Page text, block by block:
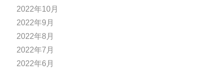
2022年10月
2022年9月
2022年8月
2022年7月
2022年6月